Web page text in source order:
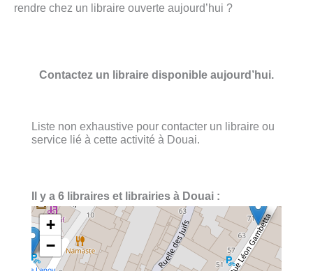
rendre chez un libraire ouverte aujourd’hui ?
Contactez un libraire disponible aujourd’hui.
Liste non exhaustive pour contacter un libraire ou
service lié à cette activité à Douai.
Il y a 6 libraires et librairies à Douai :
+
−